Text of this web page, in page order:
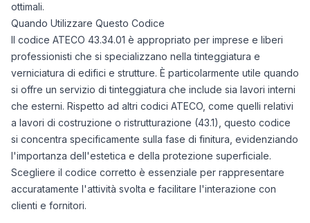
ottimali.
Quando Utilizzare Questo Codice
Il codice ATECO 43.34.01 è appropriato per imprese e liberi
professionisti che si specializzano nella tinteggiatura e
verniciatura di edifici e strutture. È particolarmente utile quando
si offre un servizio di tinteggiatura che include sia lavori interni
che esterni. Rispetto ad altri codici ATECO, come quelli relativi
a lavori di costruzione o ristrutturazione (43.1), questo codice
si concentra specificamente sulla fase di finitura, evidenziando
l'importanza dell'estetica e della protezione superficiale.
Scegliere il codice corretto è essenziale per rappresentare
accuratamente l'attività svolta e facilitare l'interazione con
clienti e fornitori.